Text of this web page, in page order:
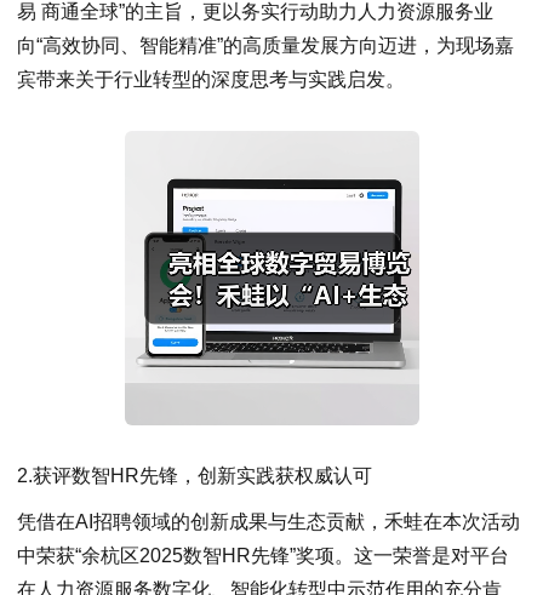
易 商通全球”的主旨，更以务实行动助力人力资源服务业
向“高效协同、智能精准”的高质量发展方向迈进，为现场嘉
宾带来关于行业转型的深度思考与实践启发。
2.获评数智HR先锋，创新实践获权威认可
凭借在AI招聘领域的创新成果与生态贡献，禾蛙在本次活动
中荣获“余杭区2025数智HR先锋”奖项。这一荣誉是对平台
在人力资源服务数字化、智能化转型中示范作用的充分肯